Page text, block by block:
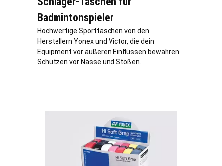
Badmintonspieler
Hochwertige Sporttaschen von den
Herstellern Yonex und Victor, die dein
Equipment vor äußeren Einflüssen bewahren.
Schützen vor Nässe und Stößen.